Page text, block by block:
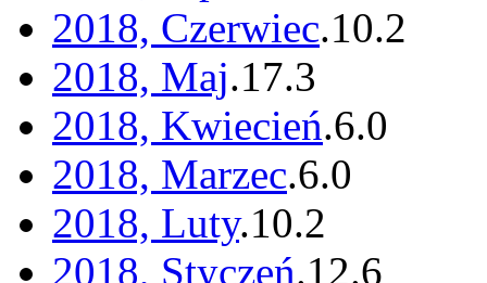
2018, Czerwiec.10.2
2018, Maj.17.3
2018, Kwiecień.6.0
2018, Marzec.6.0
2018, Luty.10.2
2018, Styczeń.12.6